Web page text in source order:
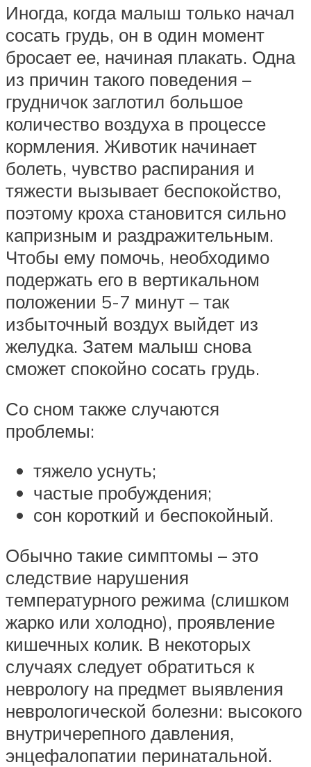
Иногда, когда малыш только начал
сосать грудь, он в один момент
бросает ее, начиная плакать. Одна
из причин такого поведения –
грудничок заглотил большое
количество воздуха в процессе
кормления. Животик начинает
болеть, чувство распирания и
тяжести вызывает беспокойство,
поэтому кроха становится сильно
капризным и раздражительным.
Чтобы ему помочь, необходимо
подержать его в вертикальном
положении 5-7 минут – так
избыточный воздух выйдет из
желудка. Затем малыш снова
сможет спокойно сосать грудь.
Со сном также случаются
проблемы:
тяжело уснуть;
частые пробуждения;
сон короткий и беспокойный.
Обычно такие симптомы – это
следствие нарушения
температурного режима (слишком
жарко или холодно), проявление
кишечных колик. В некоторых
случаях следует обратиться к
неврологу на предмет выявления
неврологической болезни: высокого
внутричерепного давления,
энцефалопатии перинатальной.